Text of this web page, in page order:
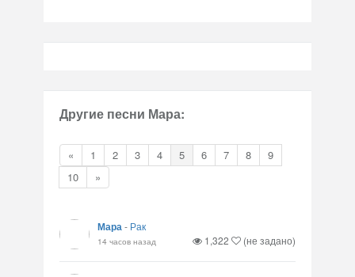
Другие песни Мара:
« 1 2 3 4 5 6 7 8
9
10
»
Мара- Рак
14 часов назад 1,322 (не задано)